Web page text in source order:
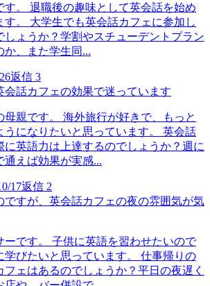
す。 退職後の趣味として英会話を始め
す。 大学生でも英会話カフェに参加し
しょうか？学割やスチューデントプラン
か、また学生同...
返信 3
会話カフェの効果で迷っています
母親です。 海外旅行が好きで、もっと
うになりたいと思っています。 英会話
に英語力は上達するのでしょうか？週に
通えば効果が実感...
17返信 2
ですが、英会話カフェの夜の雰囲気が気
ーです。 子供に英語を習わせたいので
学びたいと思っています。 仕事帰りの
ェはあるのでしょうか？平日の夜遅く